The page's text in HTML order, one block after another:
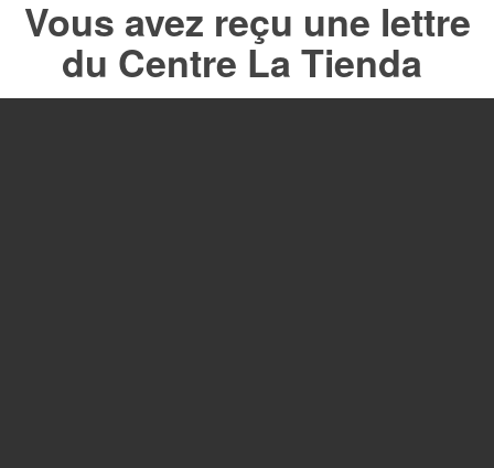
Vous avez reçu une lettre
du Centre La Tienda